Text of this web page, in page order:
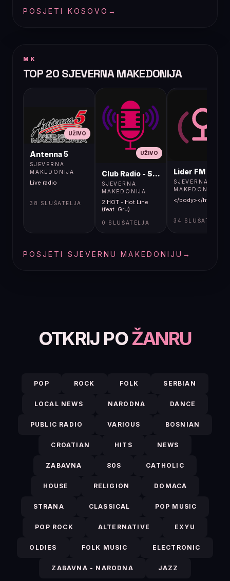
POSJETI KOSOVO →
MK
TOP 20 SJEVERNA MAKEDONIJA
UŽIVO
Antenna 5
SJEVERNA
MAKEDONIJA
Live radio
38 SLUŠATELJA
UŽIVO
Club Radio - Skopje, Mcedonia
SJEVERNA
MAKEDONIJA
2 HOT - Hot Line
(feat. Gru)
0 SLUŠATELJA
Lider FM 107,4
SJEVERNA
MAKEDONIJA
</body></html>
34 SLUŠATELJA
POSJETI SJEVERNU MAKEDONIJU →
OTKRIJ POŽANRU
POP ROCK FOLK SERBIAN
LOCAL NEWS NARODNA DANCE
PUBLIC RADIO VARIOUS BOSNIAN
CROATIAN HITS NEWS
ZABAVNA 80S CATHOLIC
HOUSE RELIGION DOMACA
STRANA CLASSICAL POP MUSIC
POP ROCK ALTERNATIVE EXYU
OLDIES FOLK MUSIC ELECTRONIC
ZABAVNA - NARODNA JAZZ